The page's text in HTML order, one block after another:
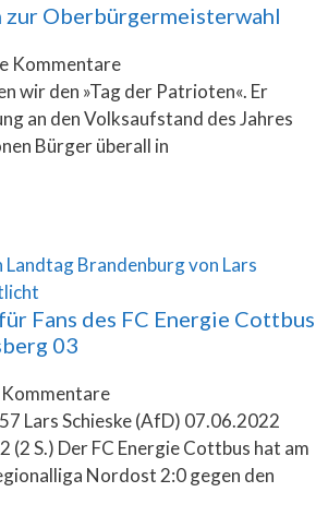
zur Oberbürgermeisterwahl
Kommentare
wir den »Tag der Patrioten«. Er
an den Volksaufstand des Jahres
Bürger überall in
Fans des FC Energie Cottbus
03
Kommentare
Lars Schieske (AfD) 07.06.2022
(2 S.) Der FC Energie Cottbus hat am
Nordost 2:0 gegen den